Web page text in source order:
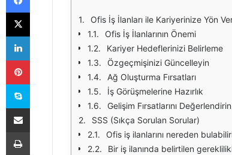
Ofis İş İlanları ile Kariyerinize Yön
Ofis İş İlanlarının Önemi
Kariyer Hedeflerinizi Belirleme
Özgeçmişinizi Güncelleyin
Ağ Oluşturma Fırsatları
İş Görüşmelerine Hazırlık
Gelişim Fırsatlarını Değerlendirin
SSS (Sıkça Sorulan Sorular)
Ofis iş ilanlarını nereden
Bir iş ilanında belirtilen
X
LinkedIn
Pinterest
Skype
E-Posta ile paylaş